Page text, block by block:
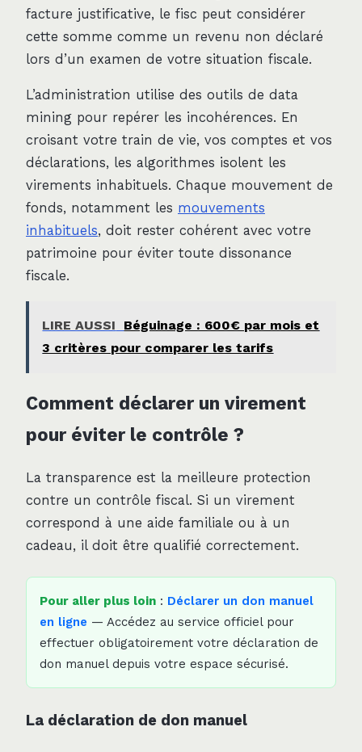
facture justificative, le fisc peut considérer
cette somme comme un revenu non déclaré
lors d’un examen de votre situation fiscale.
L’administration utilise des outils de data
mining pour repérer les incohérences. En
croisant votre train de vie, vos comptes et vos
déclarations, les algorithmes isolent les
virements inhabituels. Chaque mouvement de
fonds, notamment les mouvements
inhabituels, doit rester cohérent avec votre
patrimoine pour éviter toute dissonance
fiscale.
LIRE AUSSI
Béguinage : 600€ par mois et
3 critères pour comparer les tarifs
Comment déclarer un virement
pour éviter le contrôle ?
La transparence est la meilleure protection
contre un contrôle fiscal. Si un virement
correspond à une aide familiale ou à un
cadeau, il doit être qualifié correctement.
Pour aller plus loin : Déclarer un don manuel
en ligne — Accédez au service officiel pour
effectuer obligatoirement votre déclaration de
don manuel depuis votre espace sécurisé.
La déclaration de don manuel